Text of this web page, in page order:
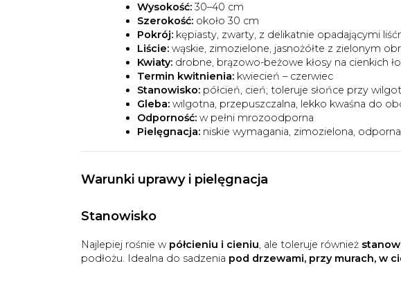
Wysokość: 30–40 cm
Szerokość: około 30 cm
Pokrój: kępiasty, zwarty, z delikatnie opadającymi
Liście: wąskie, zimozielone, jasnożółte z zielonym
Kwiaty: drobne, brązowo-beżowe kłosy na cienkich
Termin kwitnienia: kwiecień – czerwiec
Stanowisko: półcień, cień; toleruje słońce przy
Gleba: wilgotna, przepuszczalna, lekko kwaśna do
Odporność: w pełni mrozoodporna
Pielęgnacja: niskie wymagania, zimozielona,
Warunki uprawy i pielęgnacja
Stanowisko
Najlepiej rośnie w półcieniu i cieniu, ale toleruje również
podłożu. Idealna do sadzenia pod drzewami, przy murach, w